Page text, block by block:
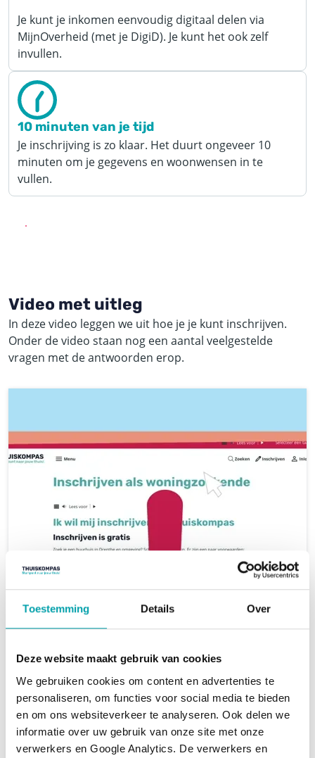
Toestemming Details Over
Deze website maakt gebruik van cookies
We gebruiken cookies om content en advertenties te
personaliseren, om functies voor social media te bieden
en om ons websiteverkeer te analyseren. Ook delen we
informatie over uw gebruik van onze site met onze
verwerkers en Google Analytics. De verwerkers en
Je kunt je inkomen eenvoudig digitaal delen via
MijnOverheid (met je DigiD). Je kunt het ook zelf
invullen.
10 minuten van je tijd
Je inschrijving is zo klaar. Het duurt ongeveer 10
minuten om je gegevens en woonwensen in te
vullen.
Video met uitleg
In deze video leggen we uit hoe je je kunt inschrijven.
Onder de video staan nog een aantal veelgestelde
vragen met de antwoorden erop.